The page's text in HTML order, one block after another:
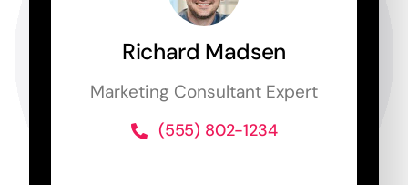
Richard Madsen
Marketing Consultant Expert
(555) 802-1234